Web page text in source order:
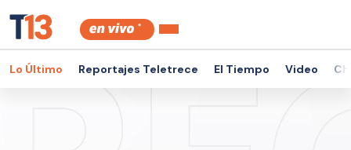
Lo Último Reportajes Teletrece El Tiempo Video